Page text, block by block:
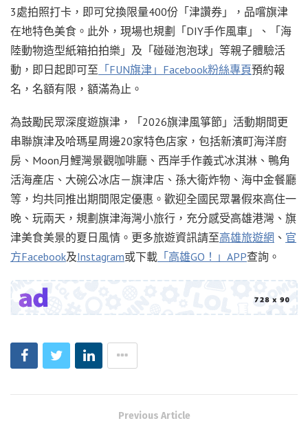
3處拍照打卡，即可兌換限量400份「津讚券」，品嚐旗津
在地特色美食。此外，現場也規劃「DIY手作風車」、「海
陸動物造型紙箱拍拍樂」及「碰碰泡泡球」等親子體驗活
動，即日起即可至 「FUN旗津」Facebook粉絲專頁預約報
名，名額有限，額滿為止。
為鼓勵民眾深度遊旗津，「2026旗津風箏節」活動期間更
串聯旗津及哈瑪星周邊20家特色店家，包括新濱町海洋廚
房、Moon月鯉灣景觀咖啡廳、西岸手作義式冰淇淋、鴨角
活海產店、大碗公冰店－旗津店、孫大衛炸物、海中金餐廳
等，均共同推出期間限定優惠。歡迎全國民眾暑假來高住一
晚、玩兩天，規劃旗津海灣小旅行，充分感受高雄港灣、旗
津美食美景的夏日風情。更多旅遊資訊請至高雄旅遊網 、 官
方Facebook及Instagram或下載 「高雄GO！」APP查詢。
Previous Article